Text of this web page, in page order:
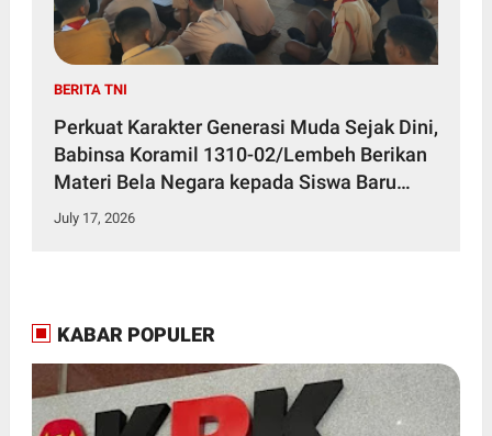
BERITA TNI
Perkuat Karakter Generasi Muda Sejak Dini,
Babinsa Koramil 1310-02/Lembeh Berikan
Materi Bela Negara kepada Siswa Baru
SMKN 3 Bitung dalam Kegiatan MPLS
July 17, 2026
KABAR POPULER